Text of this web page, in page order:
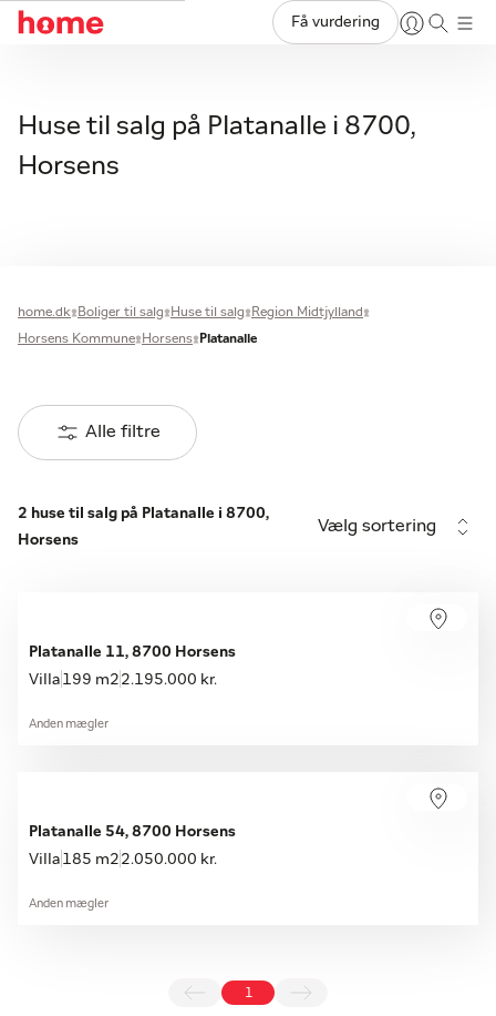
Få vurdering
Huse til salg på Platanalle i 8700,
Horsens
home.dk Boliger til salg Huse til salg
Region Midtjylland
Horsens Kommune
Horsens Platanalle
Alle filtre
2 huse til salg på Platanalle i 8700,
Horsens
Vælg sortering
Platanalle 11, 8700 Horsens
Villa 199 m2 2.195.000 kr.
Anden mægler
Platanalle 54, 8700 Horsens
Villa 185 m2 2.050.000 kr.
Anden mægler